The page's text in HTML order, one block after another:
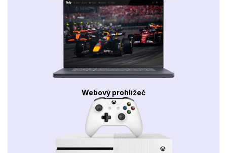
Webový prohlížeč